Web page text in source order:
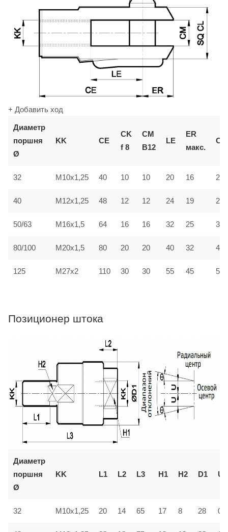
+ Добавить ход
Диаметр
поршня
Ø
KK CE
CK
f 8
СМ
B12
LE
ER
макс.
CL
32 M10x1,25 40 10 10 20 16 20
40 M12x1,25 48 12 12 24 19 24
50/63 M16x1,5 64 16 16 32 25 32
80/100 M20x1,5 80 20 20 40 32 40
125 M27x2 110 30 30 55 45 55
Позиционер штока
Диаметр
поршня
Ø
KK L1 L2 L3 H1 H2 D1 U
32 M10x1,25 20 14 65 17 8 28